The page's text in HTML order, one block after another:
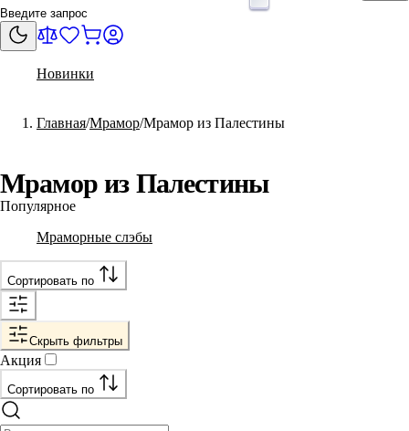
Новинки
Главная Мрамор Мрамор из Палестины
Мрамор из Палестины
Популярное
Мраморные слэбы
Сортировать по
Скрыть фильтры
Акция
Сортировать по